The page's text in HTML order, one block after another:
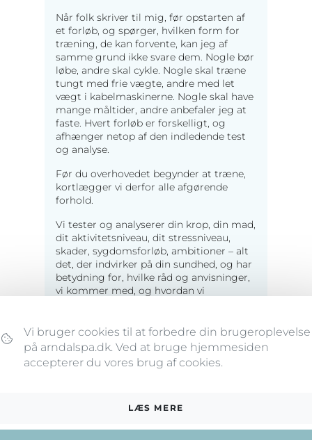
Når folk skriver til mig, før opstarten af
et forløb, og spørger, hvilken form for
træning, de kan forvente, kan jeg af
samme grund ikke svare dem. Nogle bør
løbe, andre skal cykle. Nogle skal træne
tungt med frie vægte, andre med let
vægt i kabelmaskinerne. Nogle skal have
mange måltider, andre anbefaler jeg at
faste. Hvert forløb er forskelligt, og
afhænger netop af den indledende test
og analyse.
Før du overhovedet begynder at træne,
kortlægger vi derfor alle afgørende
forhold.
Vi tester og analyserer din krop, din mad,
dit aktivitetsniveau, dit stressniveau,
skader, sygdomsforløb, ambitioner – alt
det, der indvirker på din sundhed, og har
betydning for, hvilke råd og anvisninger,
vi kommer med, og hvordan vi
SENS- &
Vi bruger cookies til at forbedre din brugeroplevelse
på arndalspa.dk. Ved at bruge hjemmesiden
accepterer du vores brug af cookies.
LÆS MERE